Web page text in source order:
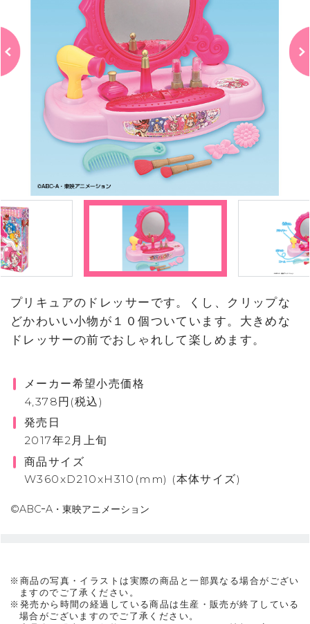
プリキュアのドレッサーです。くし、クリップな
どかわいい小物が１０個ついています。大きめな
ドレッサーの前でおしゃれして楽しめます。
メーカー希望小売価格
4,378円(税込)
発売日
2017年2月上旬
商品サイズ
W360xD210xH310(mm) (本体サイズ)
©ABCｰA・東映アニメーション
※商品の写真・イラストは実際の商品と一部異なる場合がござい
ますのでご了承ください。
※発売から時間の経過している商品は生産・販売が終了している
場合がございますのでご了承ください。